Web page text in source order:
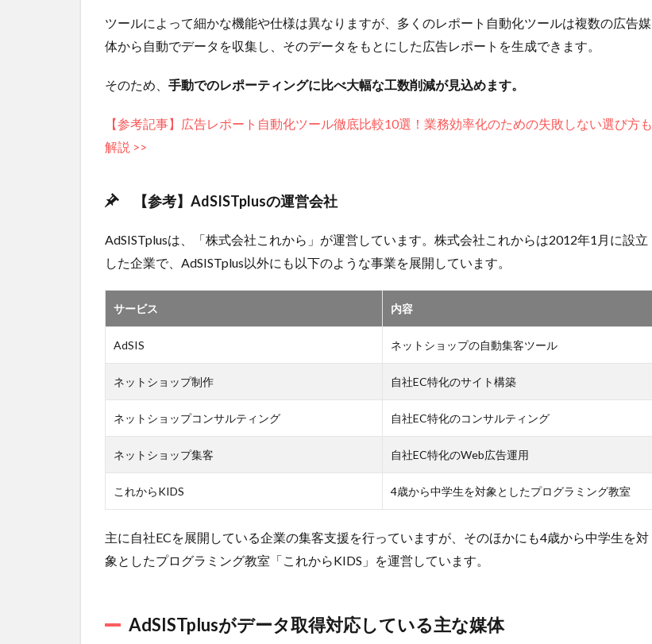
5.初
期設
定が
動化ツール
を利用する3つ
4.1
1.使
った
額の
けし
かコ
スト
がか
から
4.2
ット
2.初
期設
定の
工数
を抑
ツールによって細かな機能や仕様は異なりますが、多くのレポート自動化ツールは複数の広告媒
体から自動でデータを収集し、そのデータをもとにした広告レポートを生成できます。
そのため、 手動でのレポーティングに比べ大幅な工数削減が見込めます。
【参考記事】広告レポート自動化ツール徹底比較10選！業務効率化のための失敗しない選び方も
解説 >>
【参考】AdSISTplusの運営会社
AdSISTplusは、「株式会社これから」が運営しています。株式会社これからは2012年1月に設立
した企業で、AdSISTplus以外にも以下のような事業を展開しています。
サービス 内容
AdSIS ネットショップの自動集客ツール
ネットショップ制作 自社EC特化のサイト構築
ネットショップコンサルティング 自社EC特化のコンサルティング
ネットショップ集客 自社EC特化のWeb広告運用
これからKIDS 4歳から中学生を対象としたプログラミング教室
主に自社ECを展開している企業の集客支援を行っていますが、そのほかにも4歳から中学生を対
象としたプログラミング教室「これからKIDS」を運営しています。
AdSISTplusがデータ取得対応している主な媒体